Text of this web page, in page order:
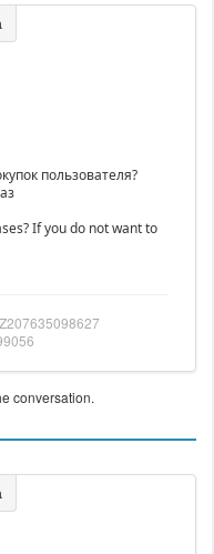
пользователя?
If you do not want to
conversation.